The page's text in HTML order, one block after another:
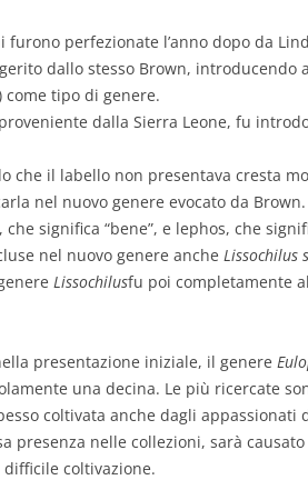
furono perfezionate l’anno dopo da
dallo stesso Brown, introducendo
come tipo di genere.
proveniente dalla Sierra Leone, fu
che il labello non presentava cresta
nel nuovo genere evocato da
significa “bene”, e lephos, che
nel nuovo genere anche Lissochilus
Lissochilusfu poi completamente
presentazione iniziale, il genere
una decina. Le più ricercate
coltivata anche dagli appassionati
presenza nelle collezioni, sarà
coltivazione.